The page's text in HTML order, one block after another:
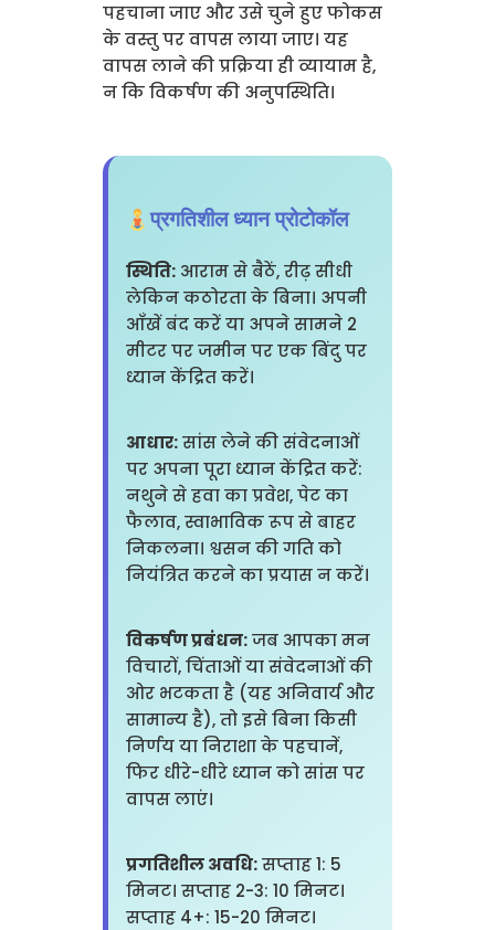
पहचाना जाए और उसे चुने हुए फोकस
के वस्तु पर वापस लाया जाए। यह
वापस लाने की प्रक्रिया ही व्यायाम है,
न कि विकर्षण की अनुपस्थिति।
प्रगतिशील ध्यान प्रोटोकॉल
स्थिति:आराम से बैठें, रीढ़ सीधी
लेकिन कठोरता के बिना। अपनी
आँखें बंद करें या अपने सामने 2
मीटर पर जमीन पर एक बिंदु पर
ध्यान केंद्रित करें।
आधार:सांस लेने की संवेदनाओं
पर अपना पूरा ध्यान केंद्रित करें:
नथुने से हवा का प्रवेश, पेट का
फैलाव, स्वाभाविक रूप से बाहर
निकलना। श्वसन की गति को
नियंत्रित करने का प्रयास न करें।
विकर्षण प्रबंधन:जब आपका मन
विचारों, चिंताओं या संवेदनाओं की
ओर भटकता है (यह अनिवार्य और
सामान्य है), तो इसे बिना किसी
निर्णय या निराशा के पहचानें,
फिर धीरे-धीरे ध्यान को सांस पर
वापस लाएं।
प्रगतिशील अवधि:सप्ताह 1: 5
मिनट। सप्ताह 2-3: 10 मिनट।
सप्ताह 4+: 15-20 मिनट।